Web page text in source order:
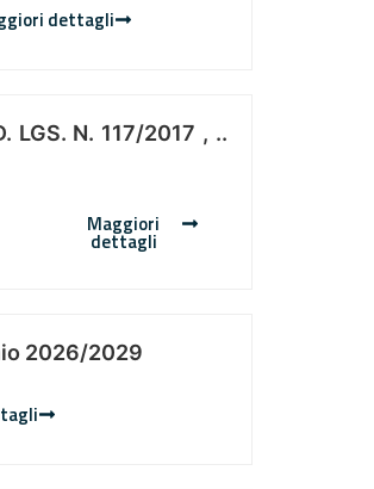
dettagli
LGS. N. 117/2017 , ..
Maggiori
dettagli
2026/2029